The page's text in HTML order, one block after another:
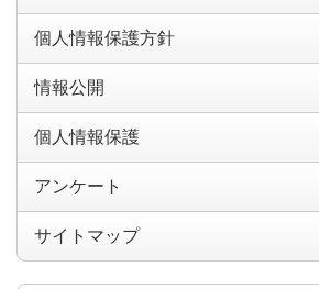
個人情報保護方針
情報公開
個人情報保護
アンケート
サイトマップ